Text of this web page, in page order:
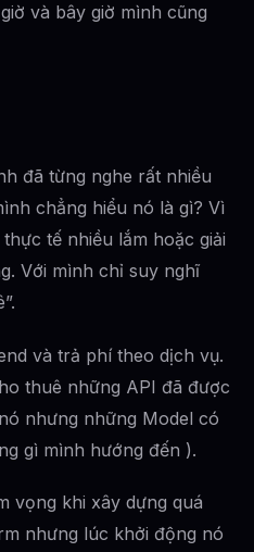
và bây giờ mình cũng
đã từng nghe rất nhiều
chẳng hiểu nó là gì? Vì
tế nhiều lắm hoặc giải
Với mình chỉ suy nghĩ
và trả phí theo dịch vụ.
thuê những API đã được
nhưng những Model có
gì mình hướng đến ).
vọng khi xây dựng quá
nhưng lúc khởi động nó